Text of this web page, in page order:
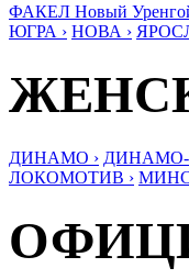
ФАКЕЛ Новый
ЮГРА › НОВА ›
ДИНАМО › ДИНАМО-
ЛОКОМОТИВ ›